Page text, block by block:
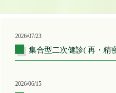
2026/07/23
集合型二次健診( 再・精
2026/06/15